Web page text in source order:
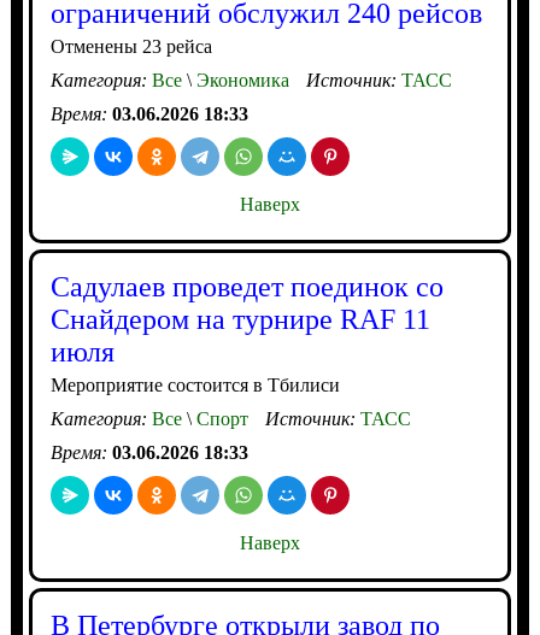
ограничений обслужил 240 рейсов
Отменены 23 рейса
Категория: Все\Экономика Источник: ТАСС
Время: 03.06.2026 18:33
Наверх
Садулаев проведет поединок со
Снайдером на турнире RAF 11
июля
Мероприятие состоится в Тбилиси
Категория: Все\Спорт Источник: ТАСС
Время: 03.06.2026 18:33
Наверх
В Петербурге открыли завод по